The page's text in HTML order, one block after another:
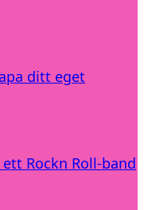
ditt eget
Rockn Roll-band